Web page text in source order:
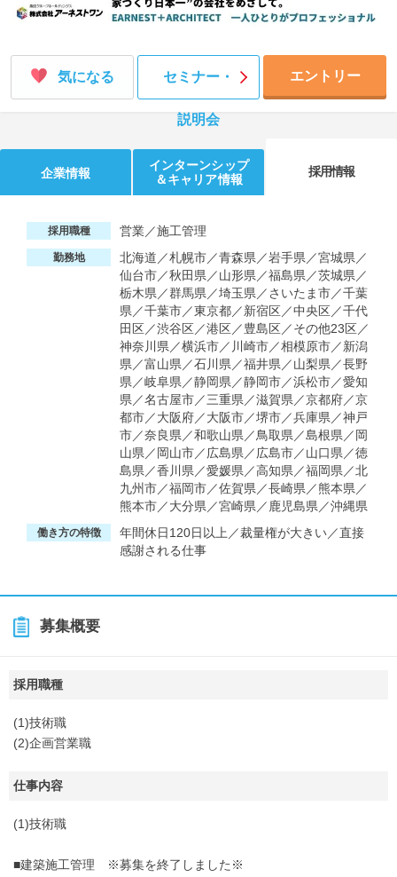
気になる セミナー・
説明会
エントリー
企業情報
インターンシップ
＆キャリア情報
採用情報
採用職種 営業／施工管理
勤務地
北海道／札幌市／青森県／岩手県／宮城県／
仙台市／秋田県／山形県／福島県／茨城県／
栃木県／群馬県／埼玉県／さいたま市／千葉
県／千葉市／東京都／新宿区／中央区／千代
田区／渋谷区／港区／豊島区／その他23区／
神奈川県／横浜市／川崎市／相模原市／新潟
県／富山県／石川県／福井県／山梨県／長野
県／岐阜県／静岡県／静岡市／浜松市／愛知
県／名古屋市／三重県／滋賀県／京都府／京
都市／大阪府／大阪市／堺市／兵庫県／神戸
市／奈良県／和歌山県／鳥取県／島根県／岡
山県／岡山市／広島県／広島市／山口県／徳
島県／香川県／愛媛県／高知県／福岡県／北
九州市／福岡市／佐賀県／長崎県／熊本県／
熊本市／大分県／宮崎県／鹿児島県／沖縄県
働き方の特徴
年間休日120日以上／裁量権が大きい／直接
感謝される仕事
募集概要
採用職種
(1)技術職
(2)企画営業職
仕事内容
(1)技術職
■建築施工管理 ※募集を終了しました※